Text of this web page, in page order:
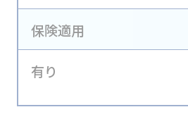
保険適用
有り